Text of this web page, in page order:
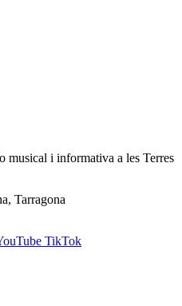
musical i informativa a les Terres
Tarragona
TikTok